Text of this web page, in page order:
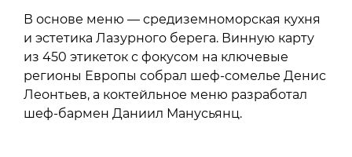
В основе меню — средиземноморская кухня
и эстетика Лазурного берега. Винную карту
из 450 этикеток с фокусом на ключевые
регионы Европы собрал шеф-сомелье Денис
Леонтьев, а коктейльное меню разработал
шеф-бармен Даниил Манусьянц.